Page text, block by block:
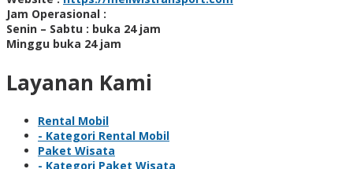
Jam Operasional :
Senin – Sabtu : buka 24 jam
Minggu buka 24 jam
Layanan Kami
Rental Mobil
- Kategori Rental Mobil
Paket Wisata
- Kategori Paket Wisata